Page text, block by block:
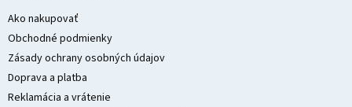
Ako nakupovať
Obchodné podmienky
Zásady ochrany osobných údajov
Doprava a platba
Reklamácia a vrátenie